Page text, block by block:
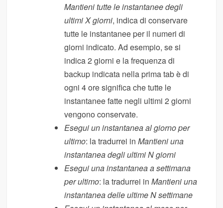
Mantieni tutte le instantanee degli
ultimi X giorni, indica di conservare
tutte le instantanee per il numeri di
giorni indicato. Ad esempio, se si
indica 2 giorni e la frequenza di
backup indicata nella prima tab è di
ogni 4 ore significa che tutte le
instantanee fatte negli ultimi 2 giorni
vengono conservate.
Esegui un instantanea al giorno per
ultimo: la tradurrei inMantieni una
instantanea degli ultimi N giorni
Esegui una instantanea a settimana
per ultimo: la tradurrei inMantieni una
instantanea delle ultime N settimane